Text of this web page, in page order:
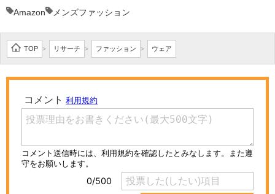
Amazon メンズファッション
TOP > リサーチ > ファッション > ウェア